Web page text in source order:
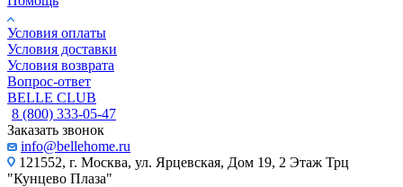
Условия оплаты
Условия доставки
Условия возврата
Вопрос-ответ
BELLE CLUB
8 (800) 333-05-47
Заказать звонок
info@bellehome.ru
121552, г. Москва, ул. Ярцевская, Дом 19, 2 Этаж Трц
"Кунцево Плаза"